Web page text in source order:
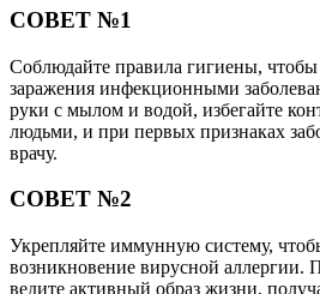
СОВЕТ №1
Соблюдайте правила гигиены,
заражения инфекционными
руки с мылом и водой, избегайте
людьми, и при первых признаках
врачу.
СОВЕТ №2
Укрепляйте иммунную систему,
возникновение вирусной аллергии.
ведите активный образ жизни,